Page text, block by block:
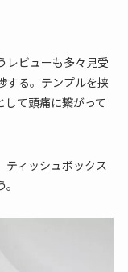
レビューも多々見受
する。テンプルを挟
て頭痛に繋がって
ティッシュボックス